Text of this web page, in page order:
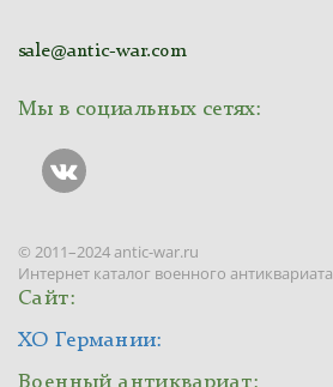
sale@antic-war.com
Мы в социальных сетях:
© 2011–2024 antic-war.ru
Интернет каталог военного антиквариата
Сайт:
ХО Германии: